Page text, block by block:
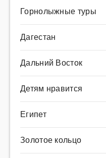
Горнолыжные туры
Дагестан
Дальний Восток
Детям нравится
Египет
Золотое кольцо